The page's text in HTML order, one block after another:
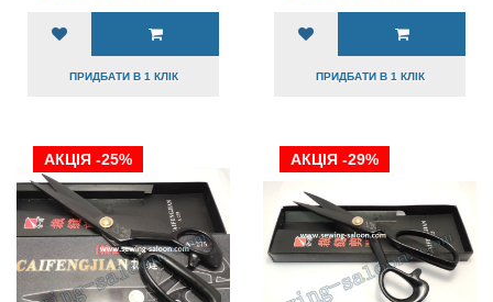
ПРИДБАТИ В 1 КЛІК ПРИДБАТИ В 1 КЛІК
АКЦІЯ -25% АКЦІЯ -29%